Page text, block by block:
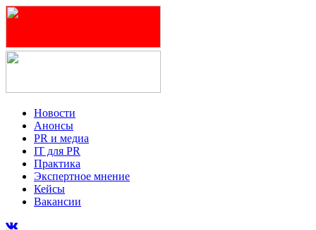
Новости
Анонсы
PR и медиа
IT для PR
Практика
Экспертное мнение
Кейсы
Вакансии